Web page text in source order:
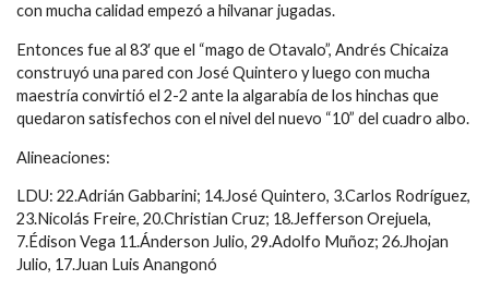
con mucha calidad empezó a hilvanar jugadas.
Entonces fue al 83′ que el “mago de Otavalo”, Andrés Chicaiza
construyó una pared con José Quintero y luego con mucha
maestría convirtió el 2-2 ante la algarabía de los hinchas que
quedaron satisfechos con el nivel del nuevo “10” del cuadro albo.
Alineaciones:
LDU: 22.Adrián Gabbarini; 14.José Quintero, 3.Carlos Rodríguez,
23.Nicolás Freire, 20.Christian Cruz; 18.Jefferson Orejuela,
7.Édison Vega 11.Ánderson Julio, 29.Adolfo Muñoz; 26.Jhojan
Julio, 17.Juan Luis Anangonó